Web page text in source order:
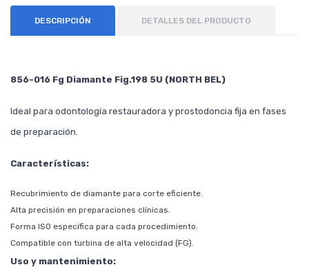
DESCRIPCIÓN DETALLES DEL PRODUCTO
856-016 Fg Diamante Fig.198 5U (NORTH BEL)
Ideal para odontología restauradora y prostodoncia fija en fases
de preparación.
Características:
Recubrimiento de diamante para corte eficiente.
Alta precisión en preparaciones clínicas.
Forma ISO específica para cada procedimiento.
Compatible con turbina de alta velocidad (FG).
Uso y mantenimiento: